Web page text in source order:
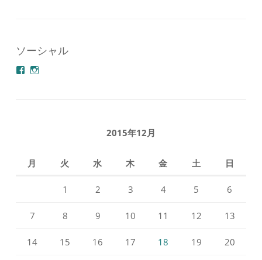
ソーシャル
azuminonoie
を
derakoubou
2015年12月
月 火 水 木 金 土 日
1 2 3 4 5 6
7 8 9 10 11 12 13
14 15 16 17 18 19 20